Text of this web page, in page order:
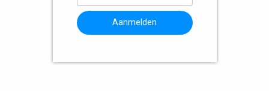
Aanmelden